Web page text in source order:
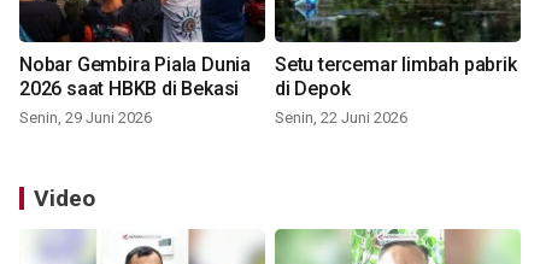
Nobar Gembira Piala Dunia
2026 saat HBKB di Bekasi
Senin, 29 Juni 2026
Setu tercemar limbah pabrik
di Depok
Senin, 22 Juni 2026
Video